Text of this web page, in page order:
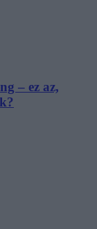
– ez az,